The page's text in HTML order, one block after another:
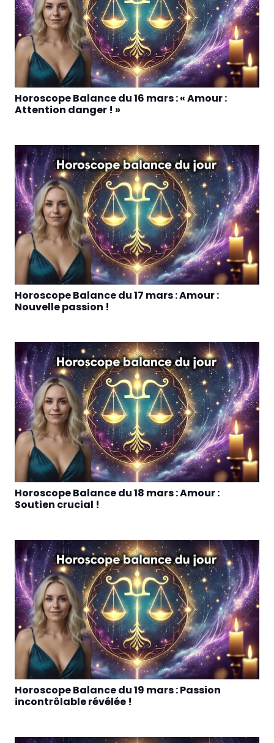
Horoscope Balance du 16 mars : « Amour :
Attention danger ! »
Horoscope Balance du 17 mars : Amour :
Nouvelle passion !
Horoscope Balance du 18 mars : Amour :
Soutien crucial !
Horoscope Balance du 19 mars : Passion
incontrôlable révélée !